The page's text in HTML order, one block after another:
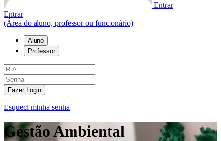
Entrar
Entrar
(Área do aluno, professor ou funcionário)
Aluno
Professor
Fazer Login
Esqueci minha senha
Gestão Ambiental